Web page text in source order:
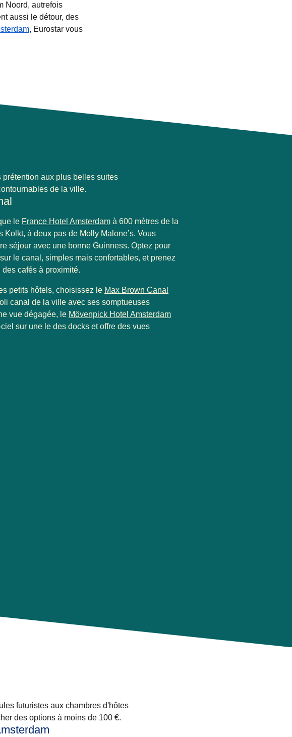
Noord, autrefois
aussi le détour, des
, Eurostar vous
aux plus belles suites
de la ville.
le France Hotel Amsterdam à 600 mètres de la
Kolkt, à deux pas de Molly Malone’s. Vous
séjour avec une bonne Guinness. Optez pour
le canal, simples mais confortables, et prenez
cafés à proximité.
petits hôtels, choisissez le Max Brown Canal
canal de la ville avec ses somptueuses
vue dégagée, le Mövenpick Hotel Amsterdam
sur une le des docks et offre des vues
futuristes aux chambres d'hôtes
des options à moins de 100 €.